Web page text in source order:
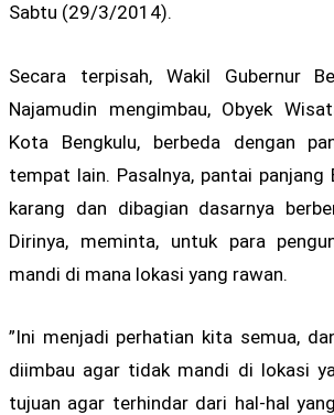
Sabtu (29/3/2014).
Secara terpisah, Wakil Gubernur
Najamudin mengimbau, Obyek
Kota Bengkulu, berbeda dengan
tempat lain. Pasalnya, pantai panjang
karang dan dibagian dasarnya
Dirinya, meminta, untuk para
mandi di mana lokasi yang rawan.
”Ini menjadi perhatian kita semua,
diimbau agar tidak mandi di lokasi
tujuan agar terhindar dari hal-hal